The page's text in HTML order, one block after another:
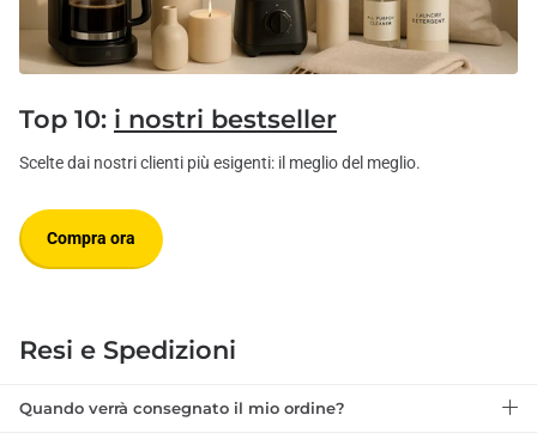
Top 10: i nostri bestseller
Scelte dai nostri clienti più esigenti: il meglio del meglio.
Compra ora
Resi e Spedizioni
Quando verrà consegnato il mio ordine?